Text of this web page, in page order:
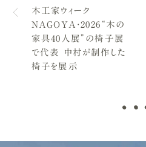
木工家ウィーク
NAGOYA・2026“木の
家具40人展”の椅子展
で代表 中村が制作した
椅子を展示